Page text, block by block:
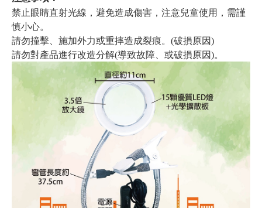
禁止眼睛直射光線，避免造成傷害，注意兒童使用，需謹
慎小心。
請勿撞擊、施加外力或重摔造成裂痕。(破損原因)
請勿對產品進行改造分解(導致故障、或破損原因)。